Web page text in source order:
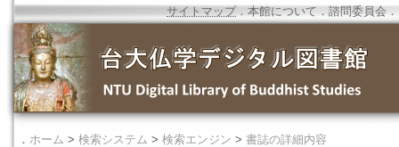
サイトマップ．本館について ． 諮問委員会 ．
． ホーム > 検索システム > 検索エンジン > 書誌の詳細内容